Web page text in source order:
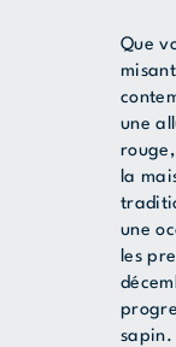
Que
une
la
une
les
sapin.